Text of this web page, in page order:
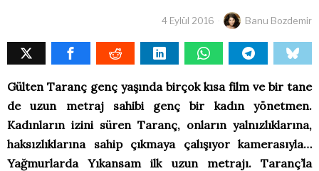
4 Eylül 2016 Banu Bozdemir
Gülten Taranç genç yaşında birçok kısa film ve bir tane
de uzun metraj sahibi genç bir kadın yönetmen.
Kadınların izini süren Taranç, onların yalnızlıklarına,
haksızlıklarına sahip çıkmaya çalışıyor kamerasıyla…
Yağmurlarda Yıkansam ilk uzun metrajı. Taranç’la